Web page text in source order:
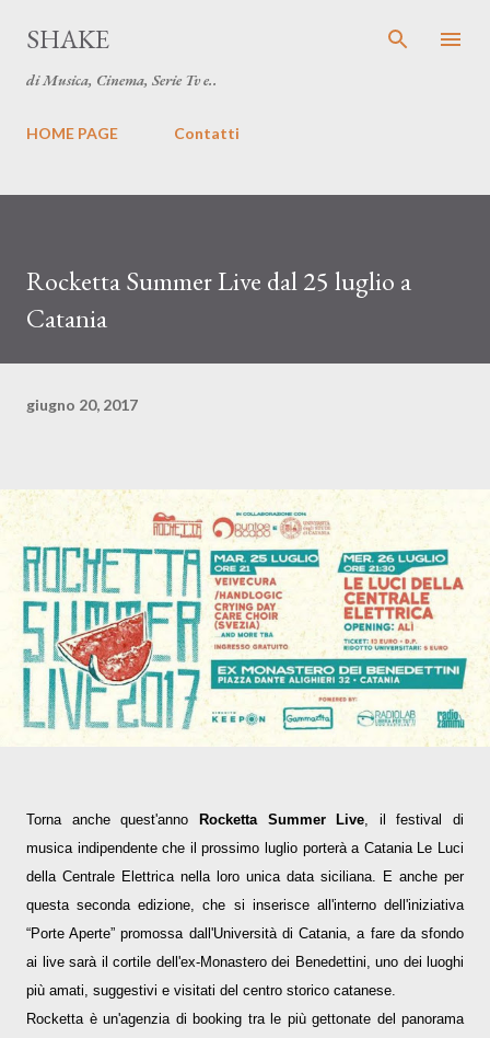
SHAKE
di Musica, Cinema, Serie Tv e..
HOME PAGE Contatti
Rocketta Summer Live dal 25 luglio a
Catania
giugno 20, 2017
Torna anche quest'anno Rocketta Summer Live, il festival di
musica indipendente che il prossimo luglio porterà a Catania Le Luci
della Centrale Elettrica nella loro unica data siciliana. E anche per
questa seconda edizione, che si inserisce all'interno dell'iniziativa
“Porte Aperte” promossa dall'Università di Catania, a fare da sfondo
ai live sarà il cortile dell'ex-Monastero dei Benedettini, uno dei luoghi
più amati, suggestivi e visitati del centro storico catanese.
Rocketta è un'agenzia di booking tra le più gettonate del panorama